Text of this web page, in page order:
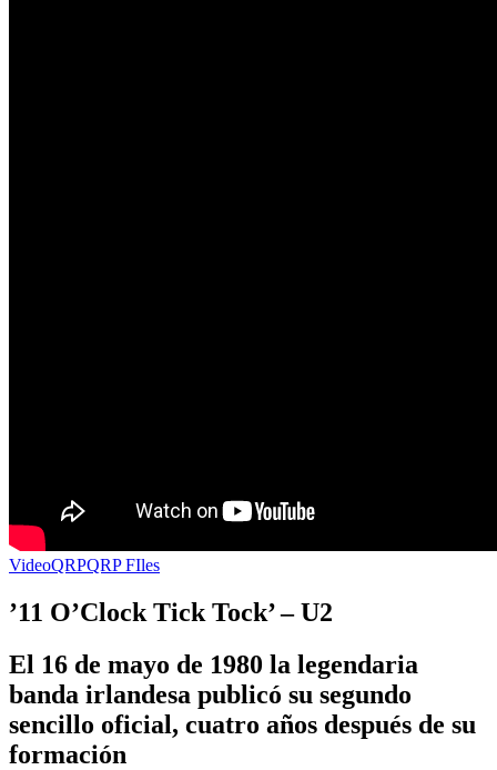
VideoQRPQRP FIles
’11 O’Clock Tick Tock’ – U2
El 16 de mayo de 1980 la legendaria
banda irlandesa publicó su segundo
sencillo oficial, cuatro años después de su
formación